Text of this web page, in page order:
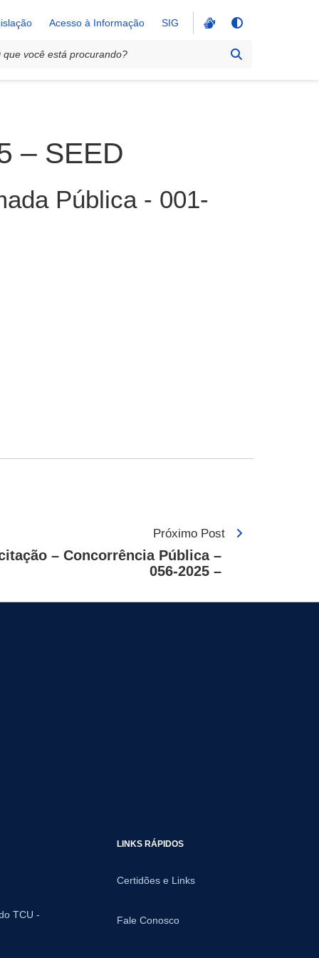
Acesso à Informação SIG
– SEED
Pública - 001-
Próximo Post
– Concorrência Pública –
056-2025 –
TCU -
LINKS RÁPIDOS
Certidões e Links
Fale Conosco